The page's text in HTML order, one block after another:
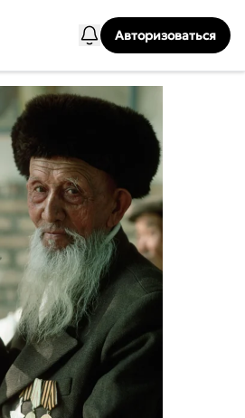
Авторизоваться